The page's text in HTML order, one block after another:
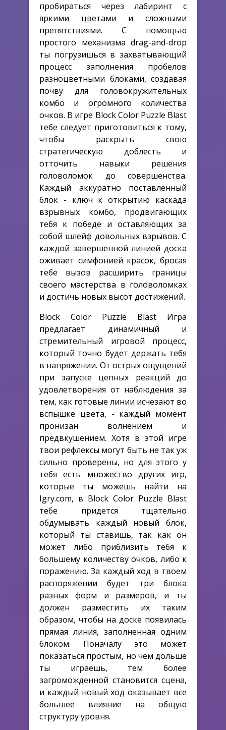
пробираться через лабиринт с
яркими цветами и сложными
препятствиями. С помощью
простого механизма drag-and-drop
ты погрузишься в захватывающий
процесс заполнения пробелов
разноцветными блоками, создавая
почву для головокружительных
комбо и огромного количества
очков. В игре Block Color Puzzle Blast
тебе следует приготовиться к тому,
чтобы раскрыть свою
стратегическую доблесть и
отточить навыки решения
головоломок до совершенства.
Каждый аккуратно поставленный
блок - ключ к открытию каскада
взрывных комбо, продвигающих
тебя к победе и оставляющих за
собой шлейф довольных взрывов. С
каждой завершенной линией доска
оживает симфонией красок, бросая
тебе вызов расширить границы
своего мастерства в головоломках
и достичь новых высот достижений.
Block Color Puzzle Blast Игра
предлагает динамичный и
стремительный игровой процесс,
который точно будет держать тебя
в напряжении. От острых ощущений
при запуске цепных реакций до
удовлетворения от наблюдения за
тем, как готовые линии исчезают во
вспышке цвета, - каждый момент
пронизан волнением и
предвкушением. Хотя в этой игре
твои рефлексы могут быть не так уж
сильно проверены, но для этого у
тебя есть множество других игр,
которые ты можешь найти на
Igry.com, в Block Color Puzzle Blast
тебе придется тщательно
обдумывать каждый новый блок,
который ты ставишь, так как он
может либо приблизить тебя к
большему количеству очков, либо к
поражению. За каждый ход в твоем
распоряжении будет три блока
разных форм и размеров, и ты
должен разместить их таким
образом, чтобы на доске появилась
прямая линия, заполненная одним
блоком. Поначалу это может
показаться простым, но чем дольше
ты играешь, тем более
загроможденной становится сцена,
и каждый новый ход оказывает все
большее влияние на общую
структуру уровня.